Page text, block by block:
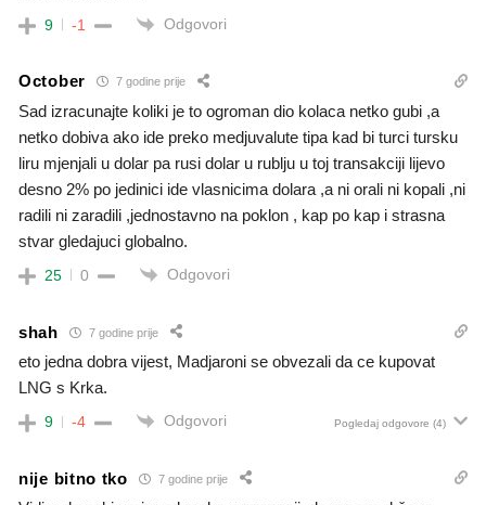
9 -1 Odgovori
October 7 godine prije
Sad izracunajte koliki je to ogroman dio kolaca netko gubi ,a
netko dobiva ako ide preko medjuvalute tipa kad bi turci tursku
liru mjenjali u dolar pa rusi dolar u rublju u toj transakciji lijevo
desno 2% po jedinici ide vlasnicima dolara ,a ni orali ni kopali ,ni
radili ni zaradili ,jednostavno na poklon , kap po kap i strasna
stvar gledajuci globalno.
25 0 Odgovori
shah 7 godine prije
eto jedna dobra vijest, Madjaroni se obvezali da ce kupovat
LNG s Krka.
9 -4 Odgovori Pogledaj odgovore (4)
nije bitno tko 7 godine prije